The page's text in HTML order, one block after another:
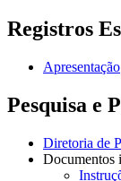
Registros
Apresentação
Pesquisa e
Diretoria de
Documentos